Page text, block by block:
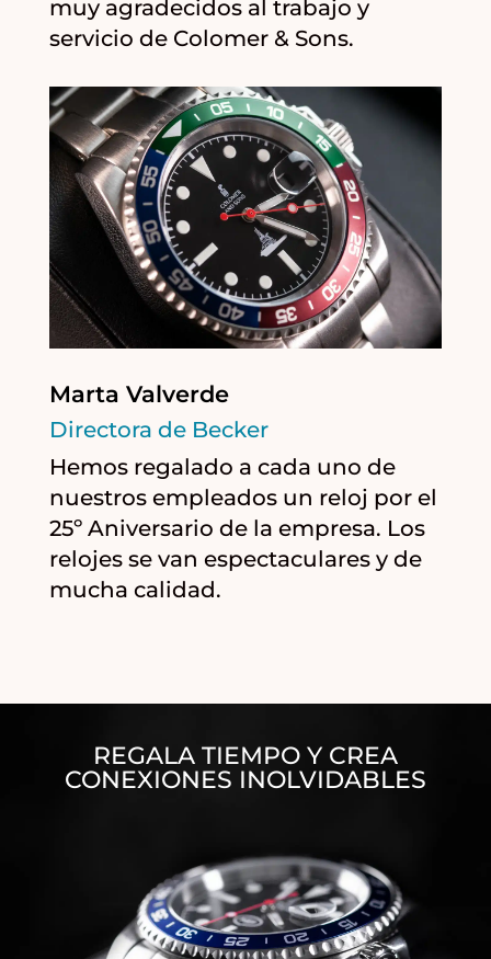
muy agradecidos al trabajo y
servicio de Colomer & Sons.
Marta Valverde
Directora de Becker
Hemos regalado a cada uno de
nuestros empleados un reloj por el
25º Aniversario de la empresa. Los
relojes se van espectaculares y de
mucha calidad.
REGALA TIEMPO Y CREA
CONEXIONES INOLVIDABLES